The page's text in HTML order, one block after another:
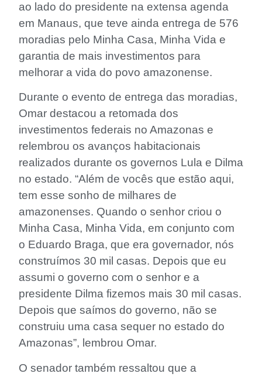
ao lado do presidente na extensa agenda
em Manaus, que teve ainda entrega de 576
moradias pelo Minha Casa, Minha Vida e
garantia de mais investimentos para
melhorar a vida do povo amazonense.
Durante o evento de entrega das moradias,
Omar destacou a retomada dos
investimentos federais no Amazonas e
relembrou os avanços habitacionais
realizados durante os governos Lula e Dilma
no estado. “Além de vocês que estão aqui,
tem esse sonho de milhares de
amazonenses. Quando o senhor criou o
Minha Casa, Minha Vida, em conjunto com
o Eduardo Braga, que era governador, nós
construímos 30 mil casas. Depois que eu
assumi o governo com o senhor e a
presidente Dilma fizemos mais 30 mil casas.
Depois que saímos do governo, não se
construiu uma casa sequer no estado do
Amazonas”, lembrou Omar.
O senador também ressaltou que a